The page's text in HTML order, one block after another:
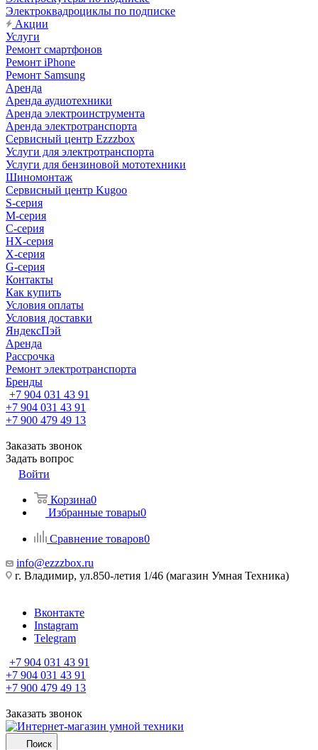
Электроквадроциклы по подписке
Акции
Услуги
Ремонт смартфонов
Ремонт iPhone
Ремонт Samsung
Аренда
Аренда аудиотехники
Аренда электроинструмента
Аренда электротранспорта
Сервисный центр Ezzzbox
Услуги для электротранспорта
Услуги для бензиновой мототехники
Шиномонтаж
Сервисный центр Kugoo
S-cерия
M-серия
С-серия
HX-серия
X-серия
G-серия
Контакты
Как купить
Условия оплаты
Условия доставки
ЯндексПэй
Аренда
Рассрочка
Ремонт электротранспорта
Бренды
+7 904 031 43 91
+7 904 031 43 91
+7 900 479 49 13
Заказать звонок
Задать вопрос
Войти
Корзина0
Избранные товары0
Сравнение товаров0
info@ezzzbox.ru
г. Владимир, ул.850-летия 1/46 (магазин Умная Техника)
Вконтакте
Instagram
Telegram
+7 904 031 43 91
+7 904 031 43 91
+7 900 479 49 13
Заказать звонок
Поиск